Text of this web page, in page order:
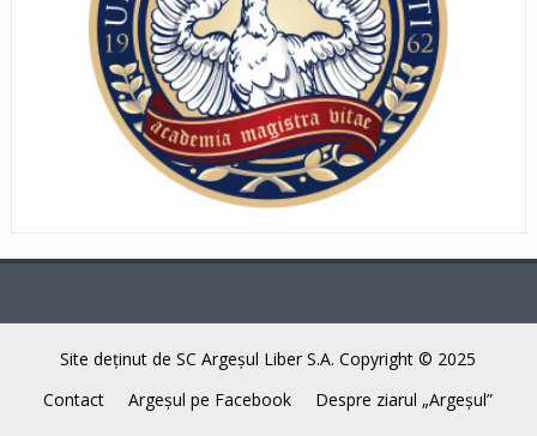
Site deţinut de SC Argeşul Liber S.A. Copyright © 2025
Contact
Argeşul pe Facebook Despre ziarul „Argeşul”